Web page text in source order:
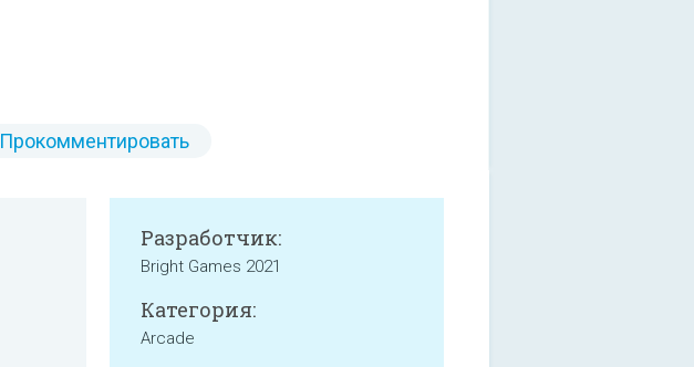
Прокомментировать
Разработчик:
Bright Games 2021
Категория:
Arcade